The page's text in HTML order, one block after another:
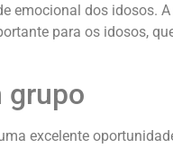
emocional dos idosos.
para os idosos,
grupo
excelente